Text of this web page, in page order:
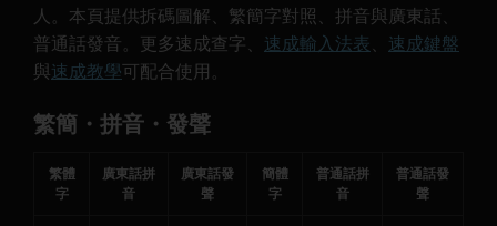
人。本頁提供拆碼圖解、繁簡字對照、拼音與廣東話、
普通話發音。更多速成查字、 速成輸入法表、 速成鍵盤
與速成教學可配合使用。
繁簡・拼音・發聲
繁體
字
廣東話拼
音
廣東話發
聲
簡體
字
普通話拼
音
普通話發
聲